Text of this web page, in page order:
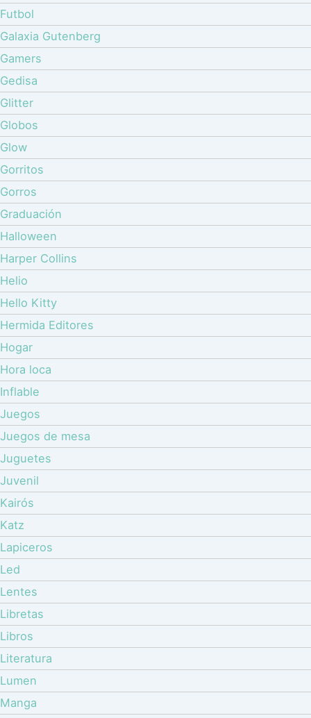
Futbol
Galaxia Gutenberg
Gamers
Gedisa
Glitter
Globos
Glow
Gorritos
Gorros
Graduación
Halloween
Harper Collins
Helio
Hello Kitty
Hermida Editores
Hogar
Hora loca
Inflable
Juegos
Juegos de mesa
Juguetes
Juvenil
Kairós
Katz
Lapiceros
Led
Lentes
Libretas
Libros
Literatura
Lumen
Manga